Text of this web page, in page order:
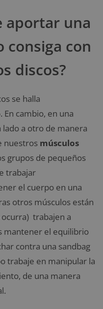
aportar una
consiga con
discos?
se halla
cambio, en una
lado a otro de manera
nuestros músculos
grupos de pequeños
trabajar
el cuerpo en una
otros músculos están
trabajen a
mantener el equilibrio
contra una sandbag
trabaje en manipular la
de una manera